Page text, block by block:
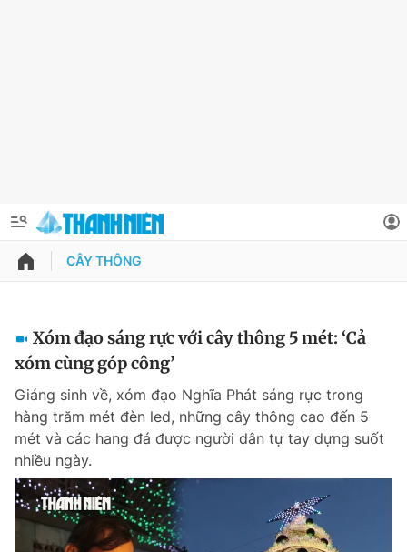
QUẢNG CÁO
Chuyên mục khác
Chào ngày mới
Tin thị trường
Thông tin tài khoản
Đổi mật khẩu
Tin đã lưu
Tin đã xem
Đăng xuất
CÂY THÔNG
Xóm đạo sáng rực với cây thông 5 mét: ‘Cả
xóm cùng góp công’
Giáng sinh về, xóm đạo Nghĩa Phát sáng rực trong
hàng trăm mét đèn led, những cây thông cao đến 5
mét và các hang đá được người dân tự tay dựng suốt
nhiều ngày.